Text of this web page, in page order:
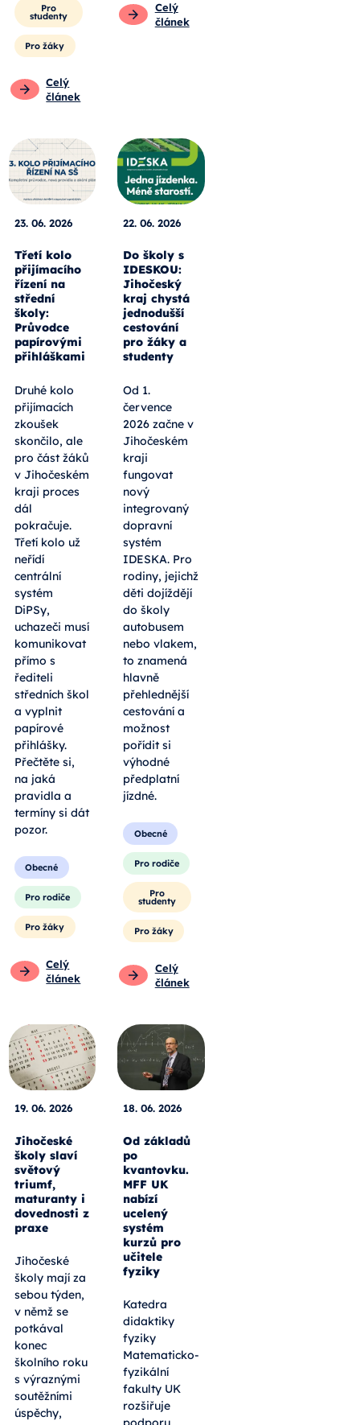
Pro
studenty
Pro žáky
Celý
článek
Celý
článek
23. 06. 2026
Třetí kolo
přijímacího
řízení na
střední
školy:
Průvodce
papírovými
přihláškami
Druhé kolo
přijímacích
zkoušek
skončilo, ale
pro část žáků
v Jihočeském
kraji proces
dál
pokračuje.
Třetí kolo už
neřídí
centrální
systém
DiPSy,
uchazeči musí
komunikovat
přímo s
řediteli
středních škol
a vyplnit
papírové
přihlášky.
Přečtěte si,
na jaká
pravidla a
termíny si dát
pozor.
Obecné
Pro rodiče
Pro žáky
Celý
článek
22. 06. 2026
Do školy s
IDESKOU:
Jihočeský
kraj chystá
jednodušší
cestování
pro žáky a
studenty
Od 1.
července
2026 začne v
Jihočeském
kraji
fungovat
nový
integrovaný
dopravní
systém
IDESKA. Pro
rodiny, jejichž
děti dojíždějí
do školy
autobusem
nebo vlakem,
to znamená
hlavně
přehlednější
cestování a
možnost
pořídit si
výhodné
předplatní
jízdné.
Obecné
Pro rodiče
Pro
studenty
Pro žáky
Celý
článek
19. 06. 2026
Jihočeské
školy slaví
světový
triumf,
maturanty i
dovednosti z
praxe
Jihočeské
školy mají za
sebou týden,
v němž se
potkával
konec
školního roku
s výraznými
soutěžními
úspěchy,
18. 06. 2026
Od základů
po
kvantovku.
MFF UK
nabízí
ucelený
systém
kurzů pro
učitele
fyziky
Katedra
didaktiky
fyziky
Matematicko-
fyzikální
fakulty UK
rozšiřuje